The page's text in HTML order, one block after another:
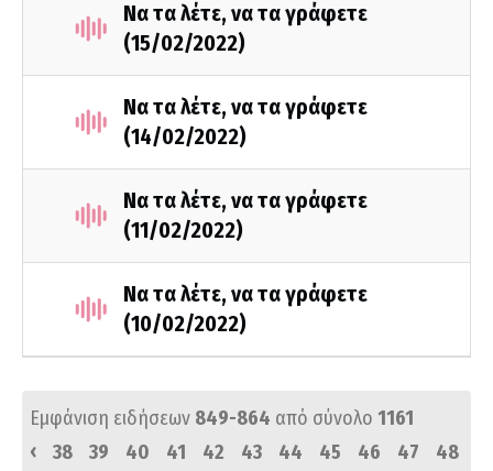
Να τα λέτε, να τα γράφετε
(15/02/2022)
Να τα λέτε, να τα γράφετε
(14/02/2022)
Να τα λέτε, να τα γράφετε
(11/02/2022)
Να τα λέτε, να τα γράφετε
(10/02/2022)
Εμφάνιση ειδήσεων 849-864 από σύνολο 1161
‹
38 39 40 41 42 43 44 45 46 47
48